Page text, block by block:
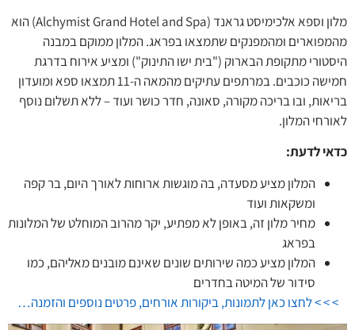
מלון וספא אלכימיסט גראנד (Alchymist Grand Hotel and Spa) הוא
מהמפוארים ומהמפנקים שתמצאו בפראג. המלון ממוקם במבנה
היסטורי מתקופת הבארוק ("בית ישו התינוק") ומציע אירוח בדרגת
חמישה כוכבים. במרתפים עתיקים מהמאה ה-11 תמצאו ספא ומועדון
בריאות, ובו בריכה מקורה, סאונה, חדר כושר ועוד – ללא תשלום נוסף
לאורחי המלון.
כדאי לדעת:
המלון מציע מסעדה, בה מוגשות ארוחות לאורך היום, בר קפה
ומשקאות ועוד
מחיר מלון זה, באופן לא מפתיע, יקר מהרוב המוחלט של המלונות
בפראג
המלון מציע כמה שירותים שונים שאינם מובנים מאליהם, כמו
סידור של המיטה בחדרים
> > > לחצו כאן לתמונות, ביקורות אורחים, פרטים נוספים והזמנה…